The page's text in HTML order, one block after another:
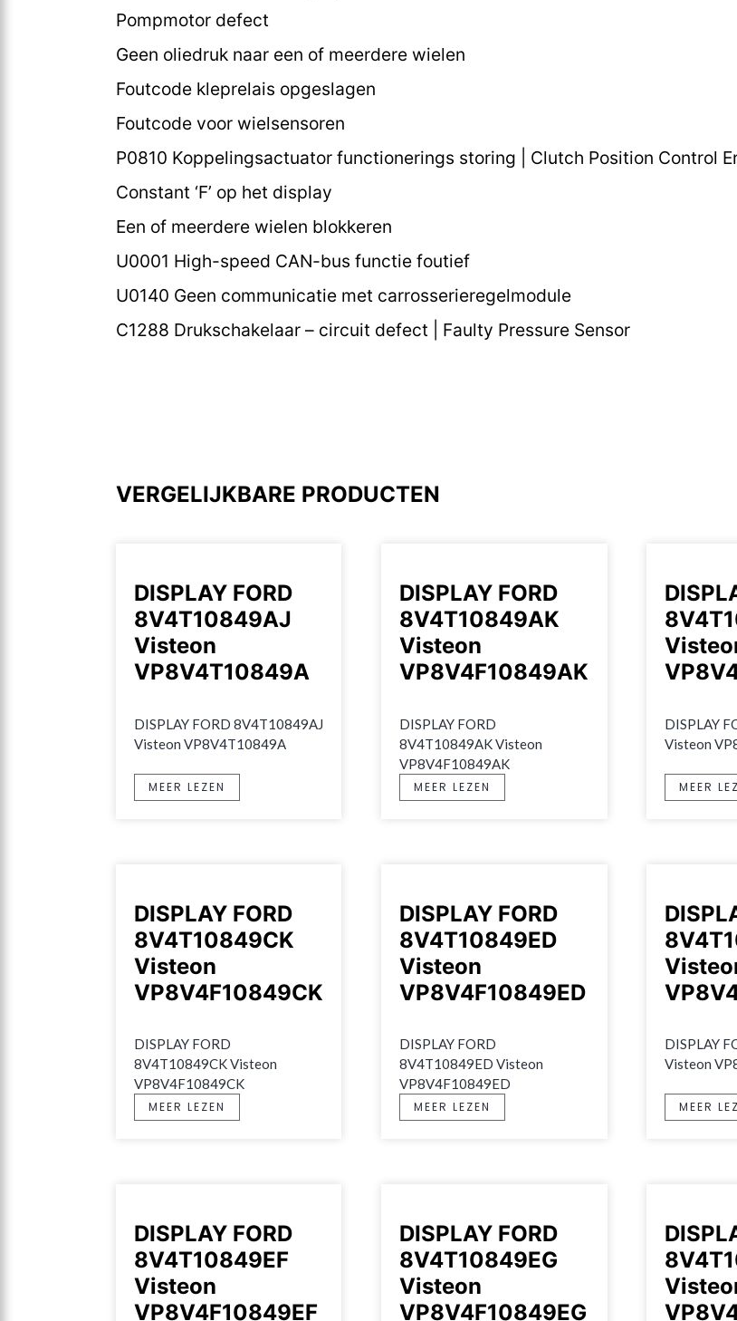
Pompmotor defect
Geen oliedruk naar een of meerdere wielen
Foutcode kleprelais opgeslagen
Foutcode voor wielsensoren
P0810 Koppelingsactuator functionerings storing | Clutch Position Control
Constant ‘F’ op het display
Een of meerdere wielen blokkeren
U0001 High-speed CAN-bus functie foutief
U0140 Geen communicatie met carrosserieregelmodule
C1288 Drukschakelaar – circuit defect | Faulty Pressure Sensor
VERGELIJKBARE PRODUCTEN
DISPLAY FORD
8V4T10849AJ
Visteon
VP8V4T10849A
DISPLAY FORD 8V4T10849AJ
Visteon VP8V4T10849A
MEER LEZEN
DISPLAY FORD
8V4T10849AK
Visteon
VP8V4F10849AK
DISPLAY FORD
8V4T10849AK Visteon
VP8V4F10849AK
MEER LEZEN
DISPLAY
Visteon
MEER
DISPLAY FORD
8V4T10849CK
Visteon
VP8V4F10849CK
DISPLAY FORD
8V4T10849CK Visteon
VP8V4F10849CK
MEER LEZEN
DISPLAY FORD
8V4T10849ED
Visteon
VP8V4F10849ED
DISPLAY FORD
8V4T10849ED Visteon
VP8V4F10849ED
MEER LEZEN
DISPLAY
Visteon
MEER
DISPLAY FORD
8V4T10849EF
Visteon
VP8V4F10849EF
DISPLAY FORD
8V4T10849EG
Visteon
VP8V4F10849EG